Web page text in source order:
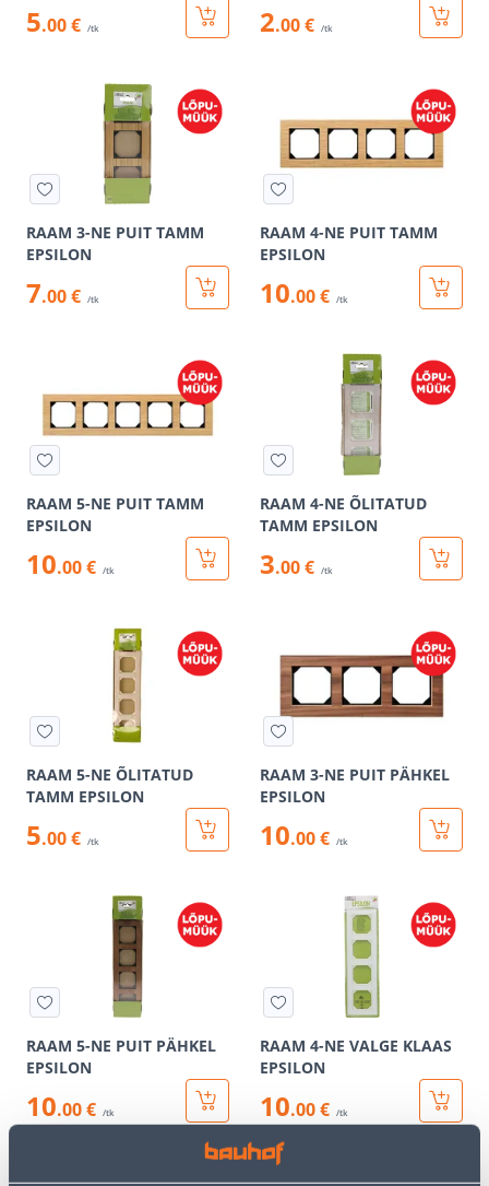
5.00 € /tk 2.00 € /tk
RAAM 3-NE PUIT TAMM
EPSILON
7.00 € /tk
RAAM 4-NE PUIT TAMM
EPSILON
10.00 € /tk
RAAM 5-NE PUIT TAMM
EPSILON
10.00 € /tk
RAAM 4-NE ÕLITATUD
TAMM EPSILON
3.00 € /tk
RAAM 5-NE ÕLITATUD
TAMM EPSILON
5.00 € /tk
RAAM 3-NE PUIT PÄHKEL
EPSILON
10.00 € /tk
RAAM 5-NE PUIT PÄHKEL
EPSILON
10.00 € /tk
RAAM 4-NE VALGE KLAAS
EPSILON
10.00 € /tk